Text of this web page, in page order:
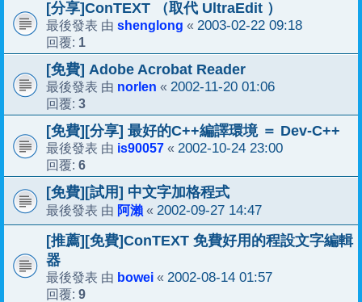
[分享]ConTEXT （取代 UltraEdit ）
最後發表 由 shenglong « 2003-02-22 09:18
回覆: 1
[免費] Adobe Acrobat Reader
最後發表 由 norlen « 2002-11-20 01:06
回覆: 3
[免費][分享] 最好的C++編譯環境 ＝ Dev-C++
最後發表 由 is90057 « 2002-10-24 23:00
回覆: 6
[免費][試用] 中文字加格程式
最後發表 由 阿瀨 « 2002-09-27 14:47
[推薦][免費]ConTEXT 免費好用的程設文字編輯
器
最後發表 由 bowei « 2002-08-14 01:57
回覆: 9